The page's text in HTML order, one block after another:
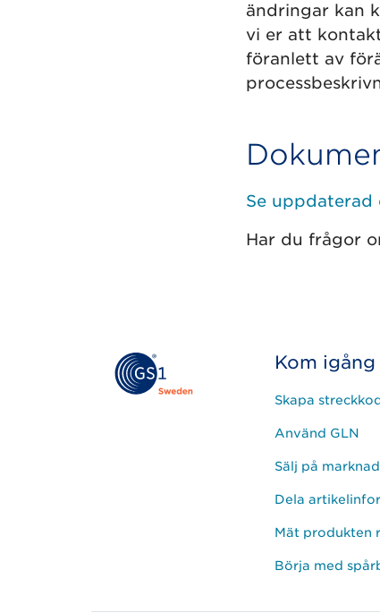
ändringar kan
vi er att
föranlett av
Se uppdaterad
Har du frågor
Kom igång
Skapa
Använd GLN
Sälj på
Dela
Mät produkten
Börja med